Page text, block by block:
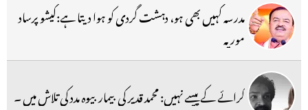
مدرسہ کہیں بھی ہو، دہشت گردی کو ہوا دیتا ہے:کیشو پرساد
موریہ
کرائے کے پیسے نہیں: محمد قدیر کی بیمار بیوہ مدد کی تلاش میں ۔